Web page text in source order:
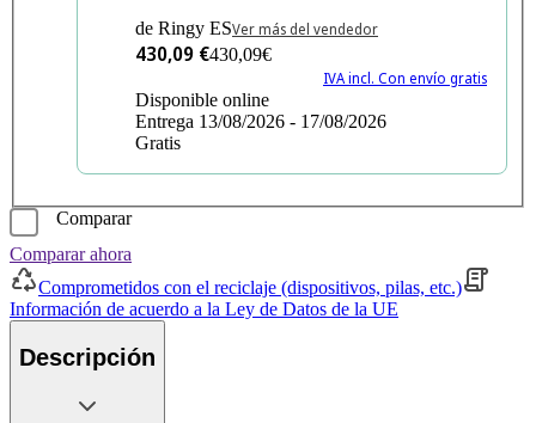
de Ringy ESVer más del vendedor
430,09 €430,09€
IVA incl. Con envío gratis
Disponible online
Entrega 13/08/2026 - 17/08/2026
Gratis
Comparar
Comparar ahora
Comprometidos con el reciclaje (dispositivos, pilas, etc.)
Información de acuerdo a la Ley de Datos de la UE
Descripción